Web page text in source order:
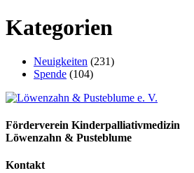
Kategorien
Neuigkeiten (231)
Spende (104)
Förderverein Kinder­palliativ­medizin
Löwenzahn & Pusteblume
Kontakt